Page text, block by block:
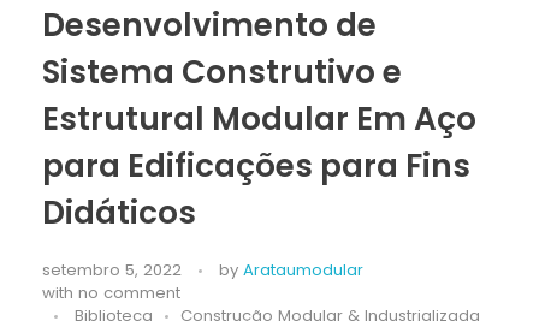
Desenvolvimento de
Sistema Construtivo e
Estrutural Modular Em Aço
para Edificações para Fins
Didáticos
setembro 5, 2022 by Arataumodular
with no comment
Biblioteca
Construção Modular & Industrializada